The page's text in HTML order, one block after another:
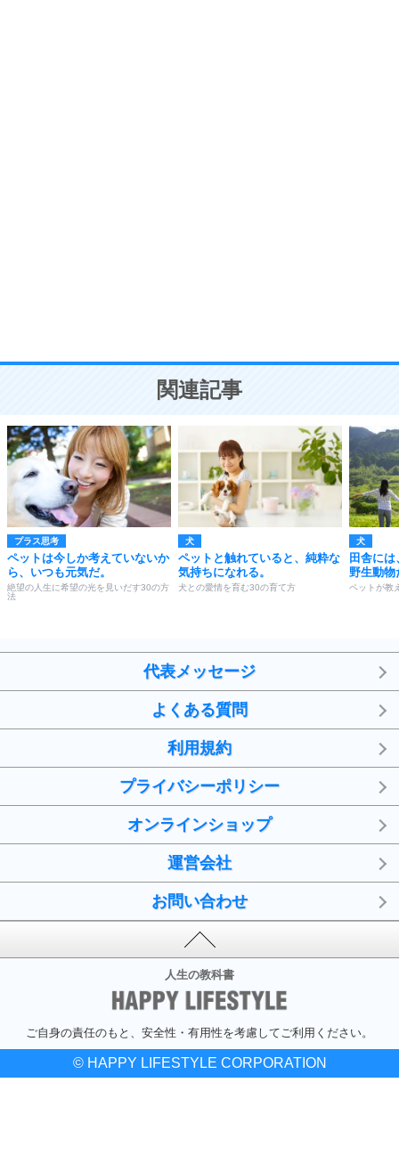
ことが大切。
関連記事
プラス思考
ペットは今しか考えていないか
ら、いつも元気だ。
絶望の人生に希望の光を見いだす30の方
法
犬
ペットと触れていると、純粋な
気持ちになれる。
犬との愛情を育む30の育て方
犬
田舎に
野生動物
ペットが教
代表メッセージ
よくある質問
利用規約
プライバシーポリシー
オンラインショップ
運営会社
お問い合わせ
人生の教科書
ご自身の責任のもと、安全性・有用性を考慮してご利用ください。
© HAPPY LIFESTYLE CORPORATION